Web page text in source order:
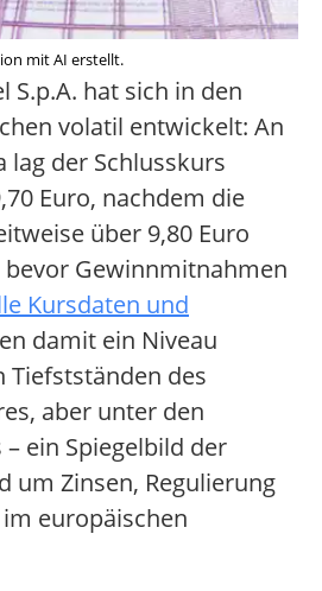
mit AI erstellt.
S.p.A. hat sich in den
volatil entwickelt: An
lag der Schlusskurs
Euro, nachdem die
über 9,80 Euro
bevor Gewinnmitnahmen
Kursdaten und
damit ein Niveau
Tiefstständen des
aber unter den
ein Spiegelbild der
um Zinsen, Regulierung
europäischen